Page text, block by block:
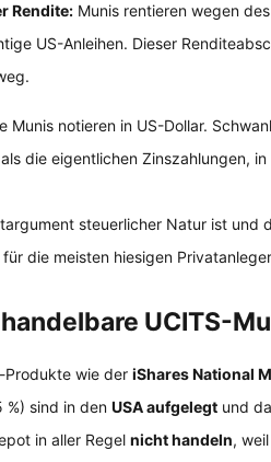
Rendite: Munis rentieren wegen
US-Anleihen. Dieser
Munis notieren in US-Dollar.
die eigentlichen Zinszahlungen,
steuerlicher Natur ist und
die meisten hiesigen
UCITS-
Produkte wie der iShares National
%) sind in den USA aufgelegt und
in aller Regel nicht handeln,